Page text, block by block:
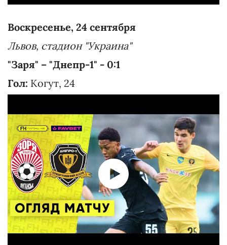
Воскресенье, 24 сентября
Львов, стадион "Украина"
"Заря" – "Днепр-1" - 0:1
Гол: Когут, 24